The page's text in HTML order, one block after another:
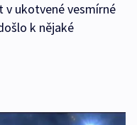
v ukotvené vesmírné
k nějaké